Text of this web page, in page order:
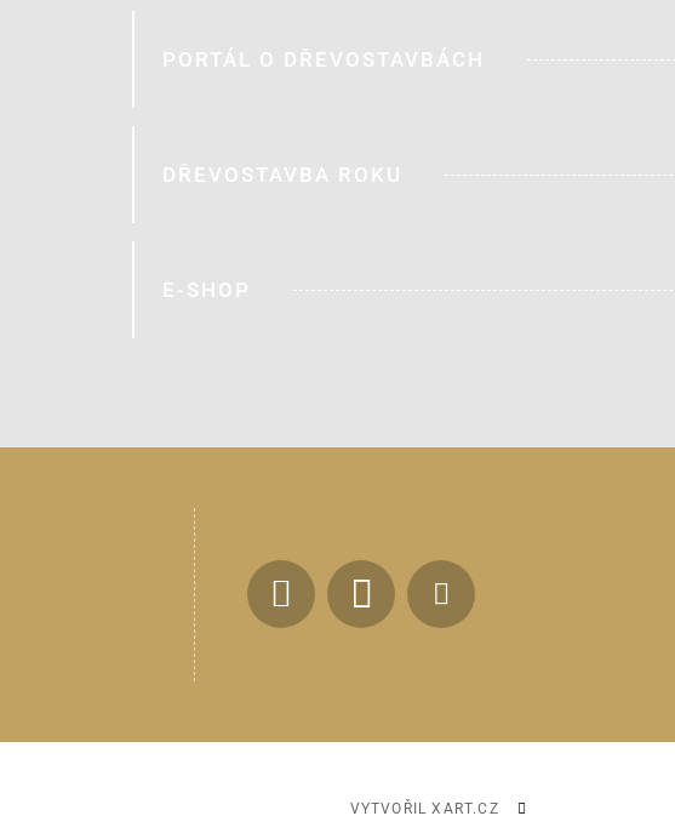
PORTÁL O DŘEVOSTAVBÁCH
DŘEVOSTAVBA ROKU
E-SHOP
VYTVOŘIL XART.CZ